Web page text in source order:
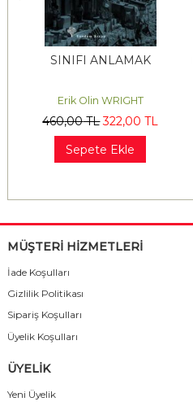
SINIFI ANLAMAK
Erik Olin WRIGHT
460,00TL 322,00 TL
Sepete Ekle
MÜŞTERİ HİZMETLERİ
İade Koşulları
Gizlilik Politikası
Sipariş Koşulları
Üyelik Koşulları
ÜYELİK
Yeni Üyelik